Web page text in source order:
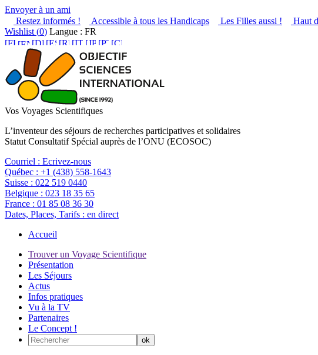
Envoyer à un ami
Restez informés !
Accessible à tous les Handicaps Les Filles aussi ! Haut
Wishlist (0) Langue : FR
Vos Voyages Scientifiques
L’inventeur des séjours de recherches participatives et solidaires
Statut Consultatif Spécial auprès de l’ONU (ECOSOC)
Courriel : Ecrivez-nous
Québec : +1 (438) 558-1643
Suisse : 022 519 0440
Belgique : 023 18 35 65
France : 01 85 08 36 30
Dates, Places, Tarifs : en direct
Accueil
Trouver un Voyage Scientifique
Présentation
Les Séjours
Actus
Infos pratiques
Vu à la TV
Partenaires
Le Concept !